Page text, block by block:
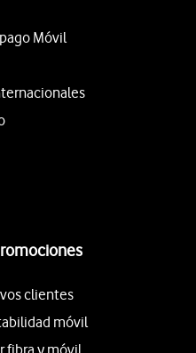
Móvil
clientes
móvil
fibra y móvil